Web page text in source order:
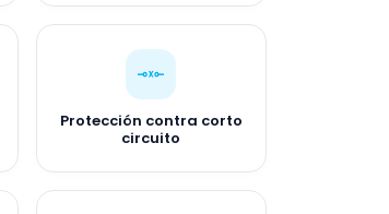
Protección contra corto
circuito